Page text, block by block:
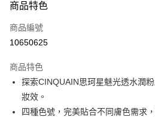
信用卡一次付款
超商取貨付款
Apple Pay
街口支付
商品特色
商品編號
10650625
商品特色
探索CINQUAIN思珂星魅光透水潤
妝效。
四種色號，完美貼合不同膚色需求